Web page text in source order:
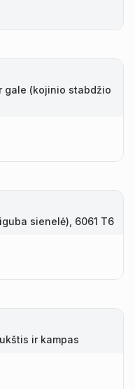
gale (kojinio stabdžio
sienelė), 6061 T6
ir kampas